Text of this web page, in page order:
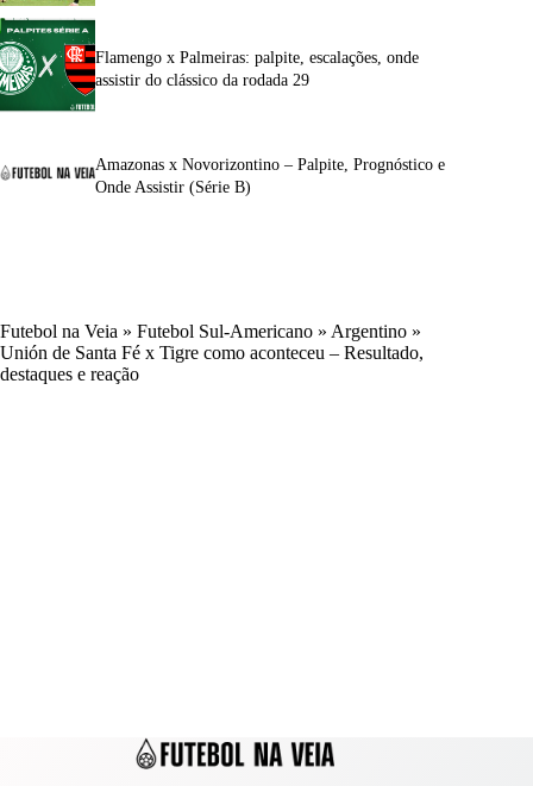
Flamengo x Palmeiras: palpite, escalações, onde
assistir do clássico da rodada 29
Amazonas x Novorizontino – Palpite, Prognóstico e
Onde Assistir (Série B)
Futebol na Veia » Futebol Sul-Americano » Argentino »
Unión de Santa Fé x Tigre como aconteceu – Resultado,
destaques e reação